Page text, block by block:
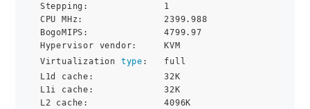
Stepping:              1
CPU MHz:               2399.988
BogoMIPS:              4799.97
Hypervisor vendor:     KVM
Virtualization type :   full
L1d cache:             32K
L1i cache:             32K
L2 cache:              4096K